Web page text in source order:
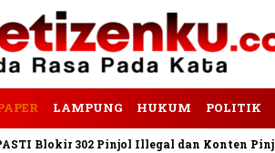
LAMPUNG HUKUM POLITIK
Blokir 302 Pinjol Illegal dan Konten Pinjam